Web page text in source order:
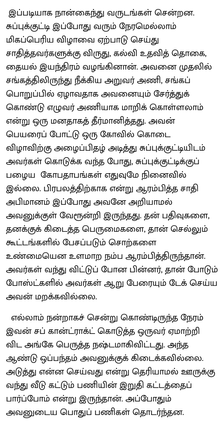
இப்படியாக நான்கைந்து வருடங்கள் சென்றன.
சுப்புக்குட்டி இப்போது வரும் நேரமெல்லாம்
மிகப்பெரிய விழாவை ஏற்பாடு செய்து
சாதித்தவர்களுக்கு விருது, கல்வி உதவித் தொகை,
தையல் இயந்திரம் வழங்கினான். அவனை முதலில்
சங்கத்திலிருந்து நீக்கிய அறுவர் அணி, சங்கப்
பொறுப்பில் ஏழாவதாக அவனையும் சேர்த்துக்
கொண்டு எழுவர் அணியாக மாறிக் கொள்ளலாம்
என்று ஒரு மனதாகத் தீர்மானித்தது. அவன்
பெயரைப் போட்டு ஒரு கோவில் கொடை
விழாவிற்கு அழைப்பிதழ் அடித்து சுப்புக்குட்டியிடம்
அவர்கள் கொடுக்க வந்த போது, சுப்புக்குட்டிக்குப்
பழைய கோபதாபங்கள் எதுவுமே நினைவில்
இல்லை. பிரபலத்திற்காக என்று ஆரம்பித்த சாதி
அபிமானம் இப்போது அவனே அறியாமல்
அவனுக்குள் வேரூன்றி இருந்தது. தன் பதிவுகளை,
தனக்குக் கிடைத்த பெருமைகளை, தான் செல்லும்
கூட்டங்களில் பேசப்படும் சொற்களை
உண்மையென உளமாற நம்ப ஆரம்பித்திருந்தான்.
அவர்கள் வந்து விட்டுப் போன பின்னர், தான் போடும்
போஸ்ட்களில் அவர்கள் ஆறு பேரையும் டேக் செய்ய
அவன் மறக்கவில்லை.
எல்லாம் நன்றாகச் சென்று கொண்டிருந்த நேரம்
இவன் சப் கான்ட்ராக்ட் கொடுத்த ஒருவர் ஏமாற்றி
விட அங்கே பெருத்த நஷ்டமாகிவிட்டது. அந்த
ஆண்டு ஒப்பந்தம் அவனுக்குக் கிடைக்கவில்லை.
அடுத்து என்ன செய்வது என்று தெரியாமல் ஊருக்கு
வந்து வீடு கட்டும் பணியின் இறுதி கட்டத்தைப்
பார்ப்போம் என்று இருந்தான். அப்போதும்
அவனுடைய பொதுப் பணிகள் தொடர்ந்தன.